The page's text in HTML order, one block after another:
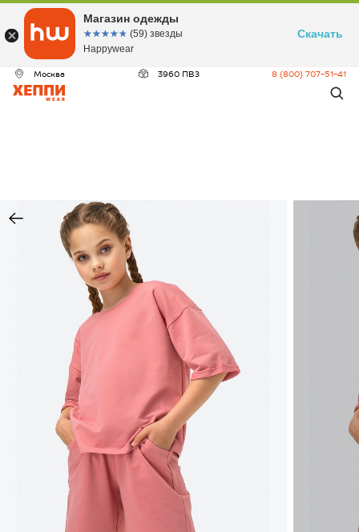
Москва 3960 ПВЗ 8 (800) 707-51-41
Магазин одежды
☆☆☆☆☆
★★★★★ (59) звезды
Happywear
Скачать